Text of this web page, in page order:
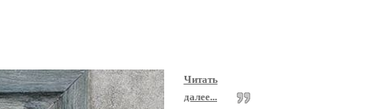
Читать
далее...